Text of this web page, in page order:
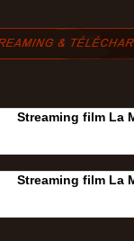
Streaming film La
Streaming film La